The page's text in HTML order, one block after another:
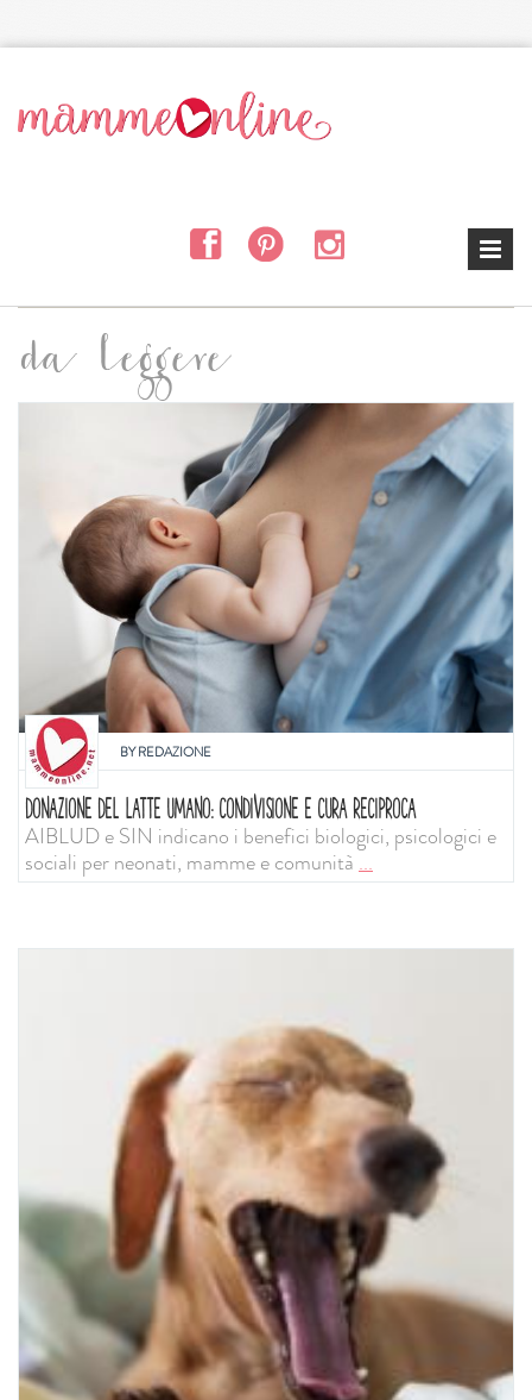
da leggere
BYREDAZIONE
DONAZIONE DEL LATTE UMANO: CONDIVISIONE E CURA RECIPROCA
AIBLUD e SIN indicano i benefici biologici, psicologici e
sociali per neonati, mamme e comunità...